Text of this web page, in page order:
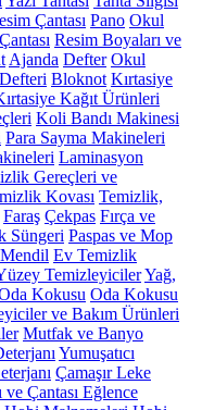
Çantası Pano Okul
Resim Boyaları ve
Ajanda Defter Okul
Bloknot Kırtasiye
Kağıt Ürünleri
Koli Bandı Makinesi
Para Sayma Makineleri
Laminasyon
Gereçleri ve
Kovası Temizlik,
Faraş Çekpas Fırça ve
Süngeri Paspas ve Mop
Ev Temizlik
TemizleyicilerYağ,
Kokusu Oda Kokusu
ve Bakım Ürünleri
Mutfak ve Banyo
Yumuşatıcı
Çamaşır Leke
ve Çantası Eğlence